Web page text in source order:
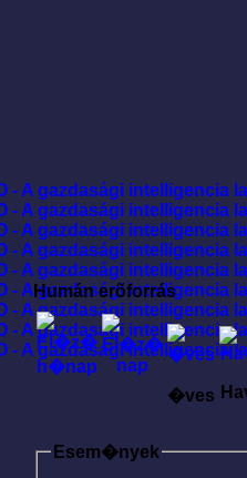
Humán erõforrás
�ves
Esem�nyek